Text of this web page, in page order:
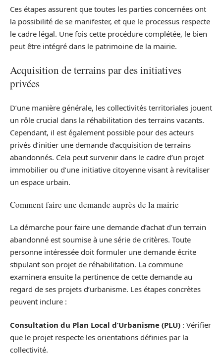
Ces étapes assurent que toutes les parties concernées ont
la possibilité de se manifester, et que le processus respecte
le cadre légal. Une fois cette procédure complétée, le bien
peut être intégré dans le patrimoine de la mairie.
Acquisition de terrains par des initiatives
privées
D’une manière générale, les collectivités territoriales jouent
un rôle crucial dans la réhabilitation des terrains vacants.
Cependant, il est également possible pour des acteurs
privés d’initier une demande d’acquisition de terrains
abandonnés. Cela peut survenir dans le cadre d’un projet
immobilier ou d’une initiative citoyenne visant à revitaliser
un espace urbain.
Comment faire une demande auprès de la mairie
La démarche pour faire une demande d’achat d’un terrain
abandonné est soumise à une série de critères. Toute
personne intéressée doit formuler une demande écrite
stipulant son projet de réhabilitation. La commune
examinera ensuite la pertinence de cette demande au
regard de ses projets d’urbanisme. Les étapes concrètes
peuvent inclure :
Consultation du Plan Local d’Urbanisme (PLU) : Vérifier
que le projet respecte les orientations définies par la
collectivité.